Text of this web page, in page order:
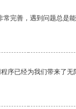
常完善，遇到问题总是
序已经为我们带来了